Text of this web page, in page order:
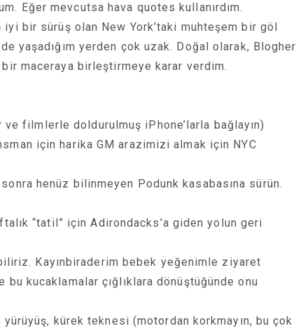
Eğer mevcutsa hava quotes kullanırdım.
iyi bir sürüş olan New York’taki muhteşem bir göl
yaşadığım yerden çok uzak. Doğal olarak, Blogher
bir maceraya birleştirmeye karar verdim.
ve filmlerle doldurulmuş iPhone’larla bağlayın)
için harika GM arazimizi almak için NYC
henüz bilinmeyen Podunk kasabasına sürün.
“tatil” için Adirondacks’a giden yolun geri
Kayınbiraderim bebek yeğenimle ziyaret
kucaklamalar çığlıklara dönüştüğünde onu
kürek teknesi (motordan korkmayın, bu çok